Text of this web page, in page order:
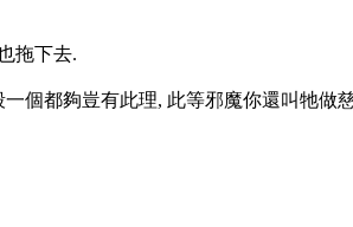
拖下去.
個都夠豈有此理, 此等邪魔你還叫牠做